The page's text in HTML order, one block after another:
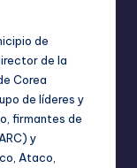
de
de la
Corea
de líderes y
firmantes de
y
Ataco,